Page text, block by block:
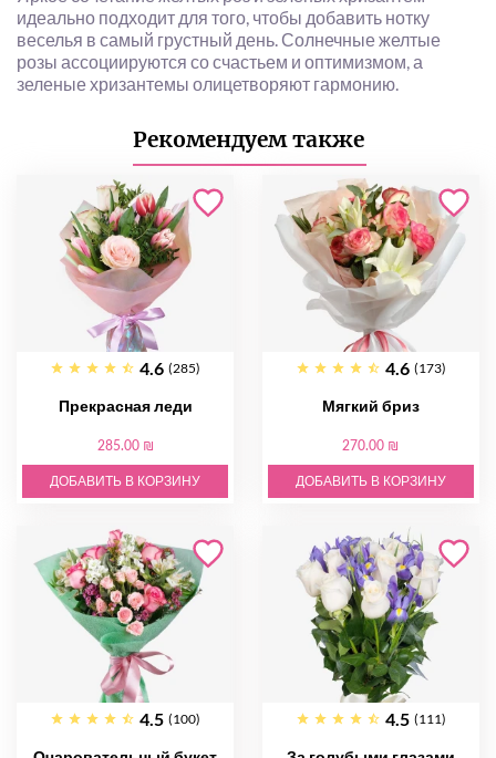
идеально подходит для того, чтобы добавить нотку
веселья в самый грустный день. Солнечные желтые
розы ассоциируются со счастьем и оптимизмом, а
зеленые хризантемы олицетворяют гармонию.
Рекомендуем также
4.6 (285)
Прекрасная леди
285.00 ₪
ДОБАВИТЬ В КОРЗИНУ
4.6 (173)
Мягкий бриз
270.00 ₪
ДОБАВИТЬ В КОРЗИНУ
4.5 (100) 4.5 (111)